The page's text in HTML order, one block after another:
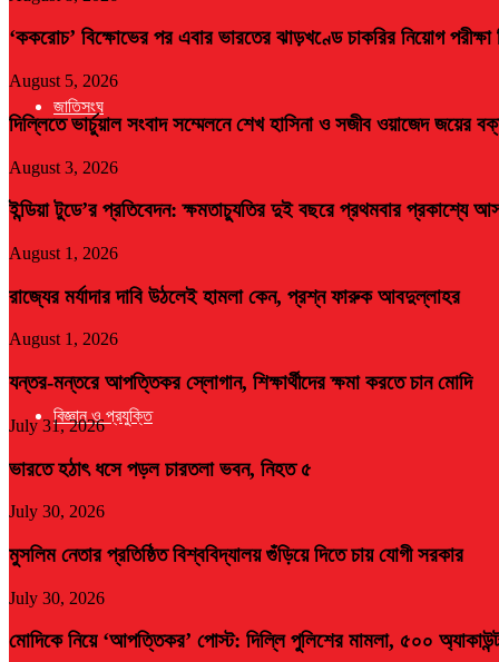
জাতিসংঘ
বিজ্ঞান ও প্রযুক্তি
‘ককরোচ’ বিক্ষোভের পর এবার ভারতের ঝাড়খণ্ডে চাকরির নিয়োগ
August 5, 2026
দিল্লিতে ভার্চুয়াল সংবাদ সম্মেলনে শেখ হাসিনা ও সজীব ওয়াজেদ জয়ের
August 3, 2026
ইন্ডিয়া টুডে’র প্রতিবেদন: ক্ষমতাচ্যুতির দুই বছরে প্রথমবার প্রকাশ্যে
August 1, 2026
রাজ্যের মর্যাদার দাবি উঠলেই হামলা কেন, প্রশ্ন ফারুক আবদুল্লাহর
August 1, 2026
যন্তর-মন্তরে আপত্তিকর স্লোগান, শিক্ষার্থীদের ক্ষমা করতে চান মোদি
July 31, 2026
ভারতে হঠাৎ ধসে পড়ল চারতলা ভবন, নিহত ৫
July 30, 2026
মুসলিম নেতার প্রতিষ্ঠিত বিশ্ববিদ্যালয় গুঁড়িয়ে দিতে চায় যোগী সরকার
July 30, 2026
মোদিকে নিয়ে ‘আপত্তিকর’ পোস্ট: দিল্লি পুলিশের মামলা, ৫০০